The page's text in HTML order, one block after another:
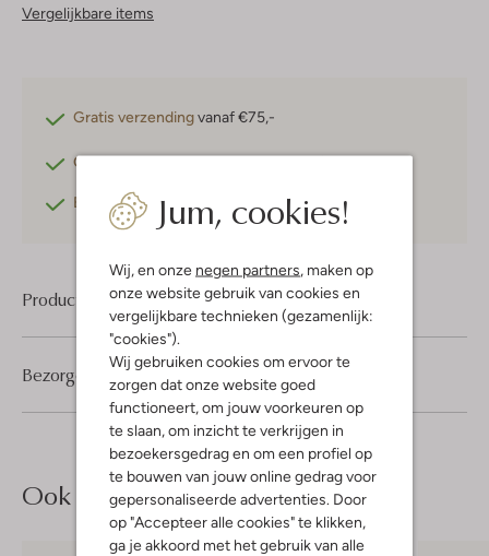
Jum, cookies!
Wij, en onze negen partners, maken op
onze website gebruik van cookies en
vergelijkbare technieken (gezamenlijk:
"cookies").
Wij gebruiken cookies om ervoor te
zorgen dat onze website goed
functioneert, om jouw voorkeuren op
te slaan, om inzicht te verkrijgen in
bezoekersgedrag en om een profiel op
te bouwen van jouw online gedrag voor
gepersonaliseerde advertenties. Door
op "Accepteer alle cookies" te klikken,
ga je akkoord met het gebruik van alle
Vergelijkbare items
Gratis verzendingvanaf €75,-
Gratis retournerenbinnen 30 dagen*
Betaal achteraf
Product informatie
Bezorgen & retourneren
Ook iets voor jou?